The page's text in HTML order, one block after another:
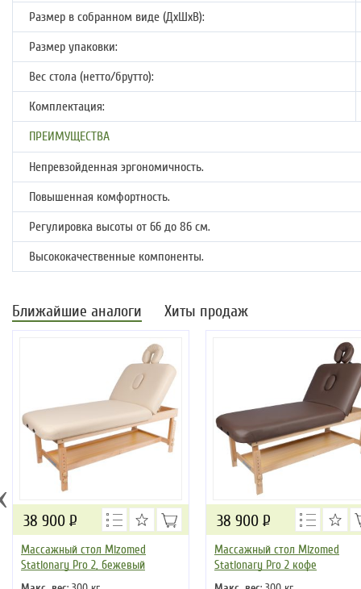
Размер в собранном виде (ДхШхВ):
Размер упаковки:
Вес стола (нетто/брутто):
Комплектация:
ПРЕИМУЩЕСТВА
Непревзойденная эргономичность.
Повышенная комфортность.
Регулировка высоты от 66 до 86 см.
Высококачественные компоненты.
Ближайшие аналоги Хиты продаж
Массажный стол Mizomed
Stationary Pro 2, бежевый
38 900 Р
Массажный стол Mizomed
Stationary Pro 2 кофе
38 900 Р